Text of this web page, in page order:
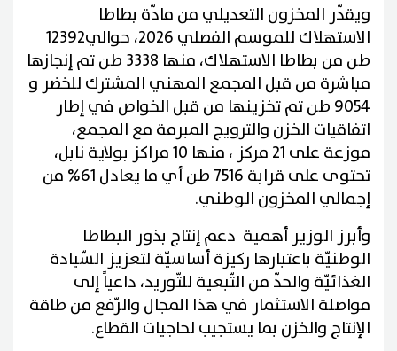
ويقدّر المخزون التعديلي من مادّة بطاطا
الاستهلاك للموسم الفصلي 2026، حوالي12392
طن من بطاطا الاستهلاك، منها 3338 طن تم إنجازها
مباشرة من قبل المجمع المهني المشترك للخضر و
9054 طن تم تخزينها من قبل الخواص في إطار
اتفاقيات الخزن والترويج المبرمة مع المجمع،
موزعة على 21 مركز ، منها 10 مراكز بولاية نابل،
تحتوى على قرابة 7516 طن أي ما يعادل 61% من
إجمالي المخزون الوطني.
وأبرز الوزير أهمية دعم إنتاج بذور البطاطا
الوطنيّة باعتبارها ركيزة أساسيّة لتعزيز السّيادة
الغذائيّة والحدّ من التّبعية للتّوريد، داعياً إلى
مواصلة الاستثمار في هذا المجال والرّفع من طاقة
الإنتاج والخزن بما يستجيب لحاجيات القطاع.